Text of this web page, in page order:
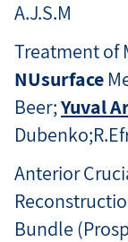
A.J.S.M
Treatment of
NUsurface
Beer;Yuval
Anterior
Bundle